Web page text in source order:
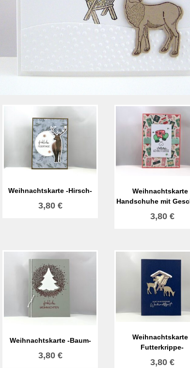
Weihnachtskarte -Hirsch-
3,80 €
Weihnachtskarte
Handschuhe mit
3,80 €
Weihnachtskarte -Baum-
3,80 €
Weihnachtskarte
Futterkrippe-
3,80 €